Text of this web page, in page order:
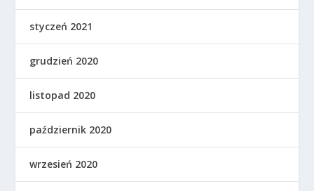
styczeń 2021
grudzień 2020
listopad 2020
październik 2020
wrzesień 2020